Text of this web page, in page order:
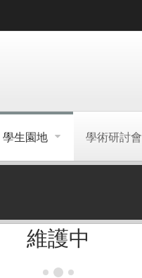
學生園地 學術研討會
維護中